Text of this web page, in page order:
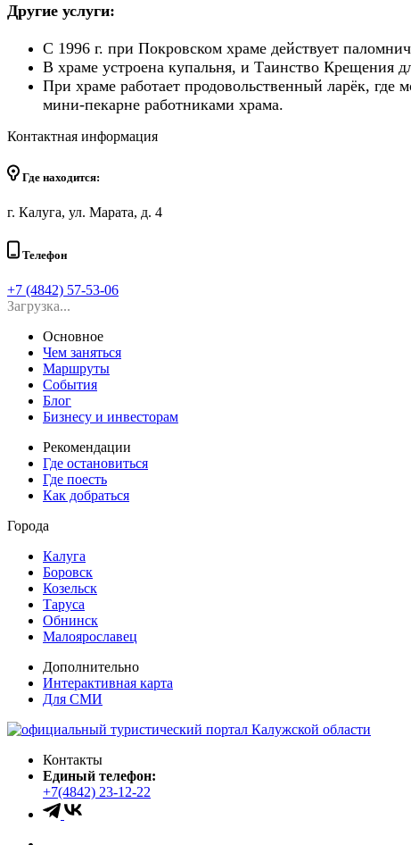
Другие услуги:
С 1996 г. при Покровском храме действует
В храме устроена купальня, и Таинство Крещения
При храме работает продовольственный ларёк,
мини-пекарне работниками храма.
Контактная информация
Где находится:
г. Калуга, ул. Марата, д. 4
Телефон
+7 (4842) 57-53-06
Загрузка...
Основное
Чем заняться
Маршруты
События
Блог
Бизнесу и инвесторам
Рекомендации
Где остановиться
Где поесть
Как добраться
Города
Калуга
Боровск
Козельск
Таруса
Обнинск
Малоярославец
Дополнительно
Интерактивная карта
Для СМИ
Контакты
Единый телефон:
+7(4842) 23-12-22